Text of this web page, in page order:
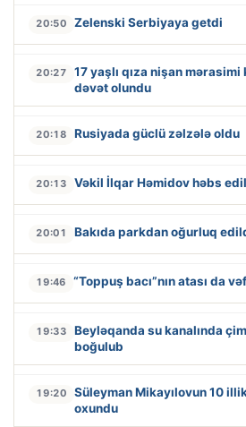
20:50 Zelenski Serbiyaya getdi
20:27
17 yaşlı qıza nişan
dəvət olundu
20:18 Rusiyada güclü zəlzələ oldu
20:13 Vəkil İlqar Həmidov həbs
20:01 Bakıda parkdan oğurluq
19:46 “Toppuş bacı”nın atası da
19:33
Beyləqanda su kanalında
boğulub
19:20
Süleyman Mikayılovun 10
oxundu